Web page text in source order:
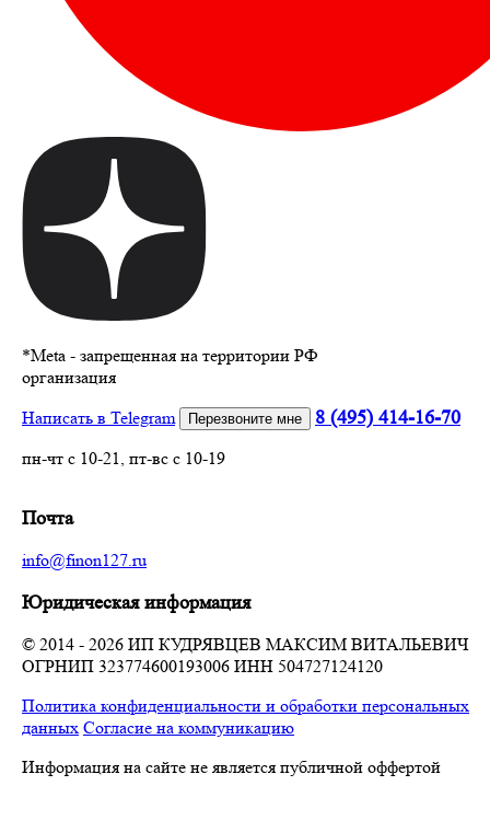
*Meta - запрещенная на территории РФ
организация
Написать в Telegram
Перезвоните мне 8 (495) 414-16-70
пн-чт с 10-21, пт-вс с 10-19
Почта
info@finon127.ru
Юридическая информация
© 2014 - 2026 ИП КУДРЯВЦЕВ МАКСИМ ВИТАЛЬЕВИЧ
ОГРНИП 323774600193006 ИНН 504727124120
Политика конфиденциальности и обработки персональных
данных Согласие на коммуникацию
Информация на сайте не является публичной оффертой